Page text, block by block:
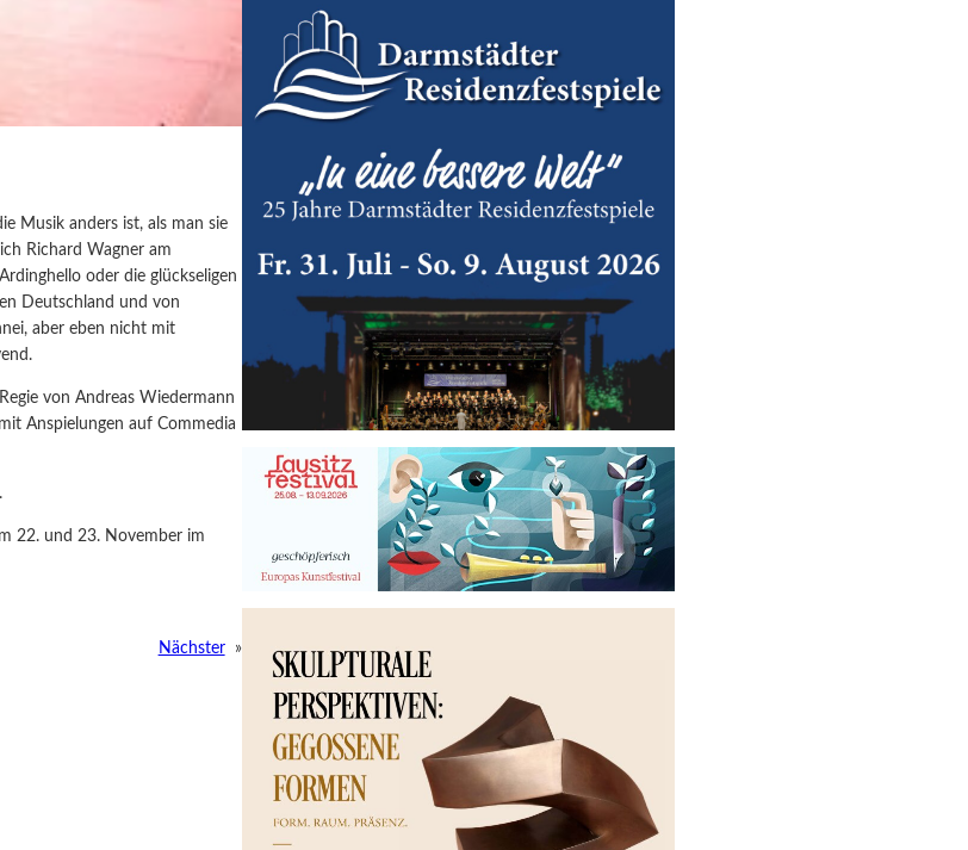
Musik anders ist, als man sie
Richard Wagner am
oder die glückseligen
Deutschland und von
aber eben nicht mit
von Andreas Wiedermann
Anspielungen auf Commedia
22. und 23. November im
Nächster »